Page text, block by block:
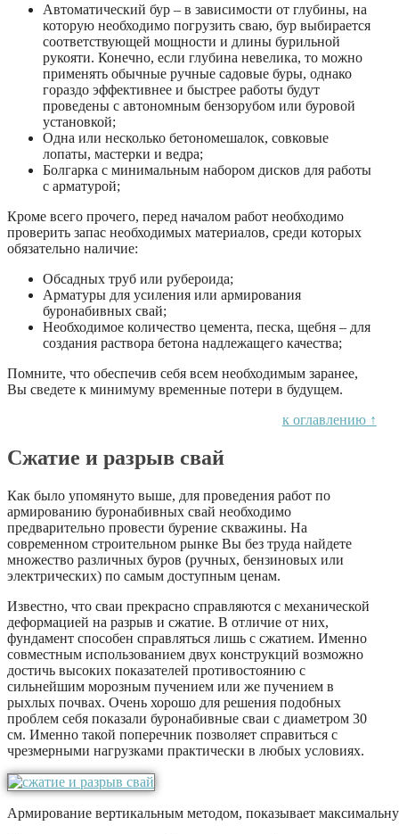
Автоматический бур – в зависимости от глубины, на
которую необходимо погрузить сваю, бур выбирается
соответствующей мощности и длины бурильной
рукояти. Конечно, если глубина невелика, то можно
применять обычные ручные садовые буры, однако
гораздо эффективнее и быстрее работы будут
проведены с автономным бензорубом или буровой
установкой;
Одна или несколько бетономешалок, совковые
лопаты, мастерки и ведра;
Болгарка с минимальным набором дисков для работы
с арматурой;
Кроме всего прочего, перед началом работ необходимо
проверить запас необходимых материалов, среди которых
обязательно наличие:
Обсадных труб или рубероида;
Арматуры для усиления или армирования
буронабивных свай;
Необходимое количество цемента, песка, щебня – для
создания раствора бетона надлежащего качества;
Помните, что обеспечив себя всем необходимым заранее,
Вы сведете к минимуму временные потери в будущем.
к оглавлению ↑
Сжатие и разрыв свай
Как было упомянуто выше, для проведения работ по
армированию буронабивных свай необходимо
предварительно провести бурение скважины. На
современном строительном рынке Вы без труда найдете
множество различных буров (ручных, бензиновых или
электрических) по самым доступным ценам.
Известно, что сваи прекрасно справляются с механической
деформацией на разрыв и сжатие. В отличие от них,
фундамент способен справляться лишь с сжатием. Именно
совместным использованием двух конструкций возможно
достичь высоких показателей противостоянию с
сильнейшим морозным пучением или же пучением в
рыхлых почвах. Очень хорошо для решения подобных
проблем себя показали буронабивные сваи с диаметром 30
см. Именно такой поперечник позволяет справиться с
чрезмерными нагрузками практически в любых условиях.
Армирование вертикальным методом, показывает